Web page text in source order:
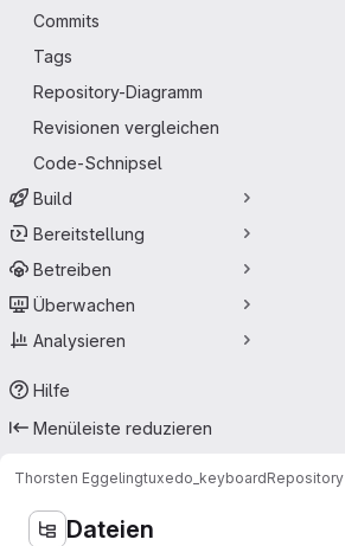
Commits
Tags
Repository-Diagramm
Revisionen vergleichen
Code-Schnipsel
Build
Bereitstellung
Betreiben
Überwachen
Analysieren
Hilfe
Menüleiste reduzieren
Thorsten Eggelingtuxedo_keyboardRepository
Dateien